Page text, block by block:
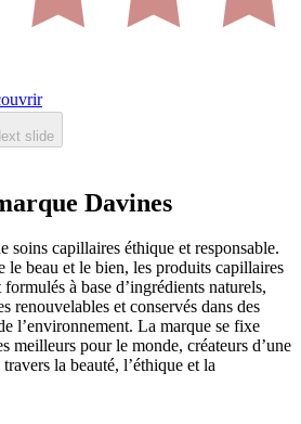
slide
Davines
soins capillaires éthique et responsable.
le beau et le bien, les produits capillaires
à base d’ingrédients naturels,
renouvelables et conservés dans des
l’environnement. La marque se fixe
meilleurs pour le monde, créateurs d’une
la beauté, l’éthique et la